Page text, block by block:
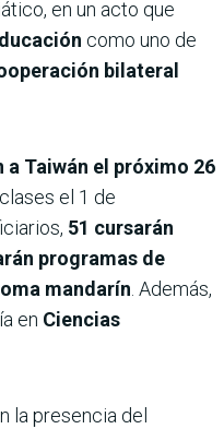
en un acto que
como uno de
bilateral
a Taiwán el próximo 26
el 1 de
51 cursarán
programas de
mandarín . Además,
en Ciencias
la presencia del